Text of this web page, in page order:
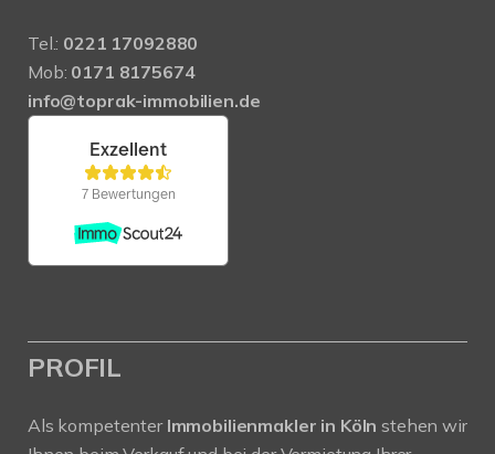
Tel.: 0221 17092880
Mob: 0171 8175674
info@toprak-immobilien.de
PROFIL
Als kompetenter Immobilienmakler in Köln stehen wir